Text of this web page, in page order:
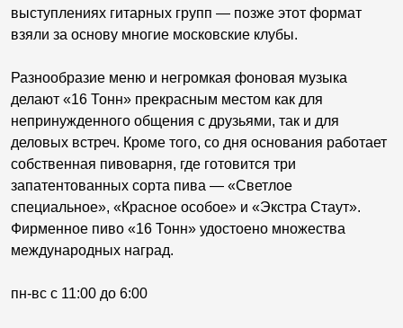
выступлениях гитарных групп — позже этот формат
взяли за основу многие московские клубы.
Разнообразие меню и негромкая фоновая музыка
делают «16 Тонн» прекрасным местом как для
непринужденного общения с друзьями, так и для
деловых встреч. Кроме того, со дня основания работает
собственная пивоварня, где готовится три
запатентованных сорта пива — «Светлое
специальное», «Красное особое» и «Экстра Стаут».
Фирменное пиво «16 Тонн» удостоено множества
международных наград.
пн-вс с 11:00 до 6:00